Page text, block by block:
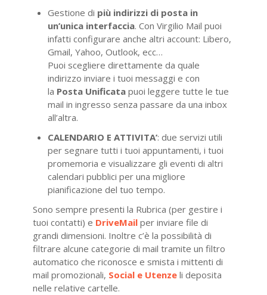
Gestione di più indirizzi di posta in
un’unica interfaccia. Con Virgilio Mail puoi
infatti configurare anche altri account: Libero,
Gmail, Yahoo, Outlook, ecc…
Puoi scegliere direttamente da quale
indirizzo inviare i tuoi messaggi e con
la Posta Unificata puoi leggere tutte le tue
mail in ingresso senza passare da una inbox
all’altra.
CALENDARIO E ATTIVITA’: due servizi utili
per segnare tutti i tuoi appuntamenti, i tuoi
promemoria e visualizzare gli eventi di altri
calendari pubblici per una migliore
pianificazione del tuo tempo.
Sono sempre presenti la Rubrica (per gestire i
tuoi contatti) e DriveMail per inviare file di
grandi dimensioni. Inoltre c’è la possibilità di
filtrare alcune categorie di mail tramite un filtro
automatico che riconosce e smista i mittenti di
mail promozionali, Social e Utenze li deposita
nelle relative cartelle.